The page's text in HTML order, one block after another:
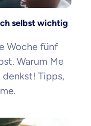
selbst wichtig
Woche fünf
Warum Me
Tipps,